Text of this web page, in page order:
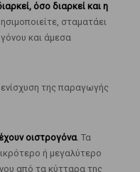
όσο διαρκεί και η
σταματάει
και άμεσα
της παραγωγής
οιστρογόνα. Τα
ή μεγαλύτερο
από τα κύτταρα της